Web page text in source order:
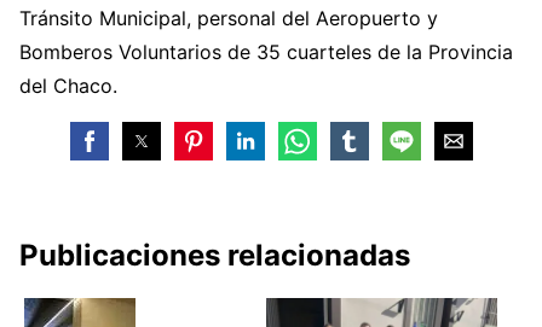
Tránsito Municipal, personal del Aeropuerto y
Bomberos Voluntarios de 35 cuarteles de la Provincia
del Chaco.
Publicaciones relacionadas